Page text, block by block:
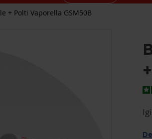
+ Polti Vaporella GSM50B